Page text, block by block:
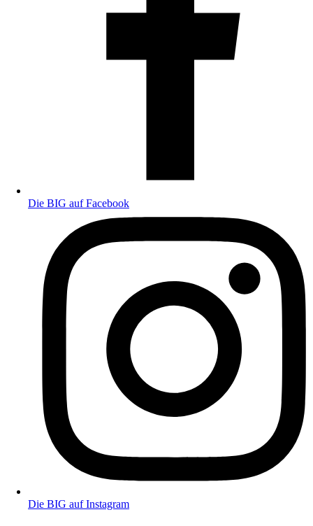
Die BIG auf Facebook
Die BIG auf Instagram